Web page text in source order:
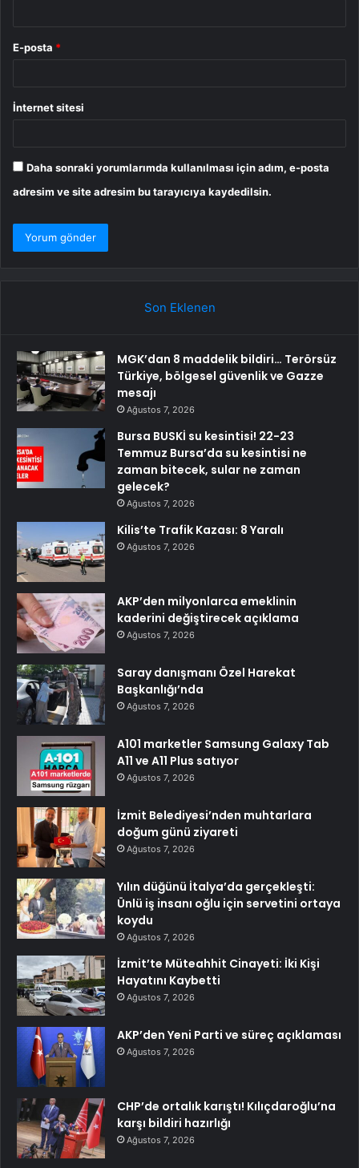
E-posta *
İnternet sitesi
Daha sonraki yorumlarımda kullanılması için adım, e-posta
adresim ve site adresim bu tarayıcıya kaydedilsin.
Son Eklenen
MGK’dan 8 maddelik bildiri… Terörsüz
Türkiye, bölgesel güvenlik ve Gazze
mesajı
Ağustos 7, 2026
Bursa BUSKİ su kesintisi! 22-23
Temmuz Bursa’da su kesintisi ne
zaman bitecek, sular ne zaman
gelecek?
Ağustos 7, 2026
Kilis’te Trafik Kazası: 8 Yaralı
Ağustos 7, 2026
AKP’den milyonlarca emeklinin
kaderini değiştirecek açıklama
Ağustos 7, 2026
Saray danışmanı Özel Harekat
Başkanlığı’nda
Ağustos 7, 2026
A101 marketler Samsung Galaxy Tab
A11 ve A11 Plus satıyor
Ağustos 7, 2026
İzmit Belediyesi’nden muhtarlara
doğum günü ziyareti
Ağustos 7, 2026
Yılın düğünü İtalya’da gerçekleşti:
Ünlü iş insanı oğlu için servetini ortaya
koydu
Ağustos 7, 2026
İzmit’te Müteahhit Cinayeti: İki Kişi
Hayatını Kaybetti
Ağustos 7, 2026
AKP’den Yeni Parti ve süreç açıklaması
Ağustos 7, 2026
CHP’de ortalık karıştı! Kılıçdaroğlu’na
karşı bildiri hazırlığı
Ağustos 7, 2026